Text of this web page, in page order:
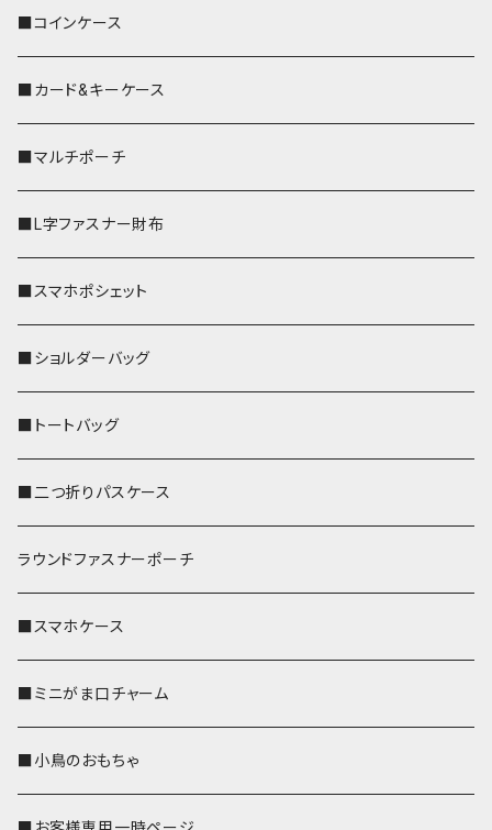
■コインケース
■カード&キーケース
■マルチポーチ
■L字ファスナー財布
■スマホポシェット
■ショルダーバッグ
■トートバッグ
■二つ折りパスケース
ラウンドファスナーポーチ
■スマホケース
■ミニがま口チャーム
■小鳥のおもちゃ